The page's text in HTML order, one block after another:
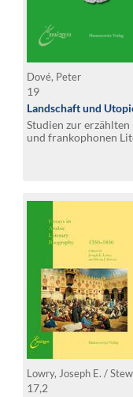
Dové, Peter
19
Landschaft und
Studien zur
und frankophonen
Lowry, Joseph E. /
17,2